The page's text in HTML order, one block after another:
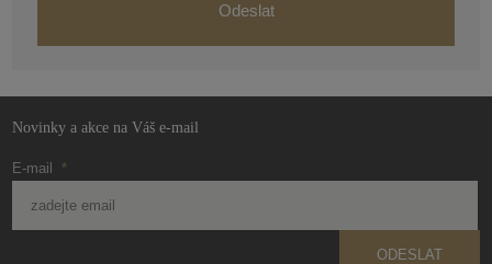
Odeslat
odeslat.
Novinky a akce na Váš e-mail
E-mail *
ODESLAT